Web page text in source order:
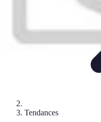
Tendances